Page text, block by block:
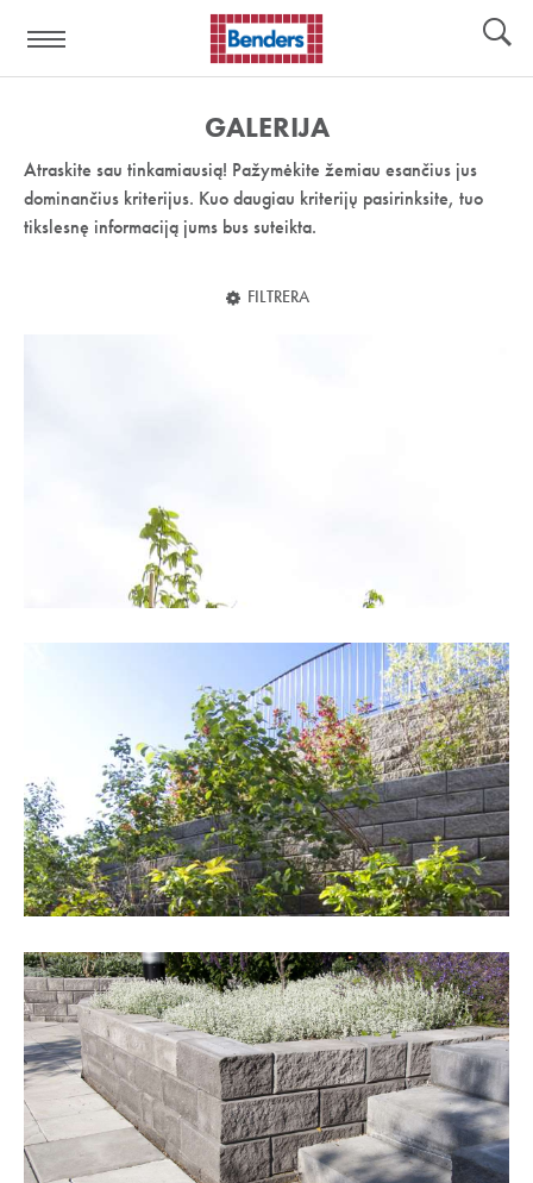
nuoroda:
GALERIJA
Atraskite sau tinkamiausią! Pažymėkite žemiau esančius jus
dominančius kriterijus. Kuo daugiau kriterijų pasirinksite, tuo
tikslesnę informaciją jums bus suteikta.
FILTRERA